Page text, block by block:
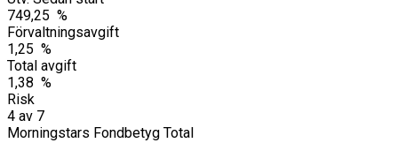
749,25 %
Förvaltningsavgift
1,25 %
Total avgift
1,38 %
Risk
4 av 7
Morningstars Fondbetyg Total